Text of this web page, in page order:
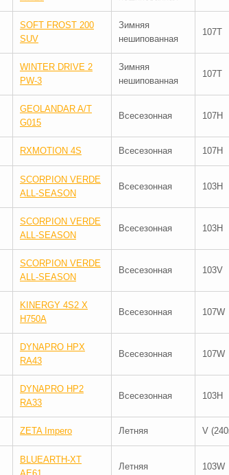
SOFT FROST 200
SUV
Зимняя
нешипованная
107T
WINTER DRIVE 2
PW-3
Зимняя
нешипованная
107T
GEOLANDAR A/T
G015
Всесезонная 107H
RXMOTION 4S Всесезонная 107H
SCORPION VERDE
ALL-SEASON
Всесезонная 103H
SCORPION VERDE
ALL-SEASON
Всесезонная 103H
SCORPION VERDE
ALL-SEASON
Всесезонная 103V
KINERGY 4S2 X
H750A
Всесезонная 107W
DYNAPRO HPX
RA43
Всесезонная 107W
DYNAPRO HP2
RA33
Всесезонная 103H
ZETA Impero Летняя V
BLUEARTH-XT
Летняя 103W